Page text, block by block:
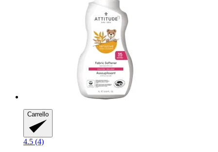
Carrello
4.5 (4)